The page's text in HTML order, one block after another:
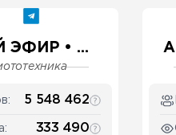
ЭФИР • ...
5 548 462
333 490